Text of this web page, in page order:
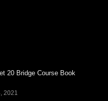
20 Bridge Course Book
2021